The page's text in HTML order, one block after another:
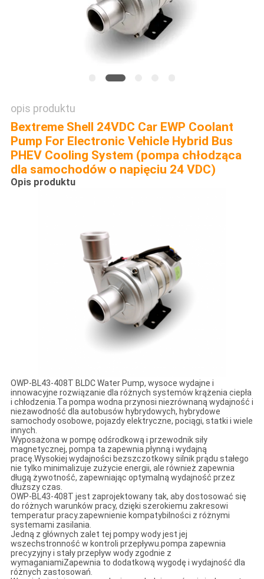
PRYWATNOŚCI
opis produktu
Bextreme Shell 24VDC Car EWP Coolant
Pump For Electronic Vehicle Hybrid Bus
PHEV Cooling System (pompa chłodząca
dla samochodów o napięciu 24 VDC)
Opis produktu
OWP-BL43-408T BLDC Water Pump, wysoce wydajne i
innowacyjne rozwiązanie dla różnych systemów krążenia ciepła
i chłodzenia.Ta pompa wodna przynosi niezrównaną wydajność i
niezawodność dla autobusów hybrydowych, hybrydowe
samochody osobowe, pojazdy elektryczne, pociągi, statki i wiele
innych.
Wyposażona w pompę odśrodkową i przewodnik siły
magnetycznej, pompa ta zapewnia płynną i wydajną
pracę.Wysokiej wydajności bezszczotkowy silnik prądu stałego
nie tylko minimalizuje zużycie energii, ale również zapewnia
długą żywotność, zapewniając optymalną wydajność przez
dłuższy czas.
OWP-BL43-408T jest zaprojektowany tak, aby dostosować się
do różnych warunków pracy, dzięki szerokiemu zakresowi
temperatur pracy.zapewnienie kompatybilności z różnymi
systemami zasilania.
Jedną z głównych zalet tej pompy wody jest jej
wszechstronność w kontroli przepływu.pompa zapewnia
precyzyjny i stały przepływ wody zgodnie z
wymaganiamiZapewnia to dodatkową wygodę i wydajność dla
różnych zastosowań.